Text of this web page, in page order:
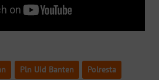
Pln Uid Banten Polresta